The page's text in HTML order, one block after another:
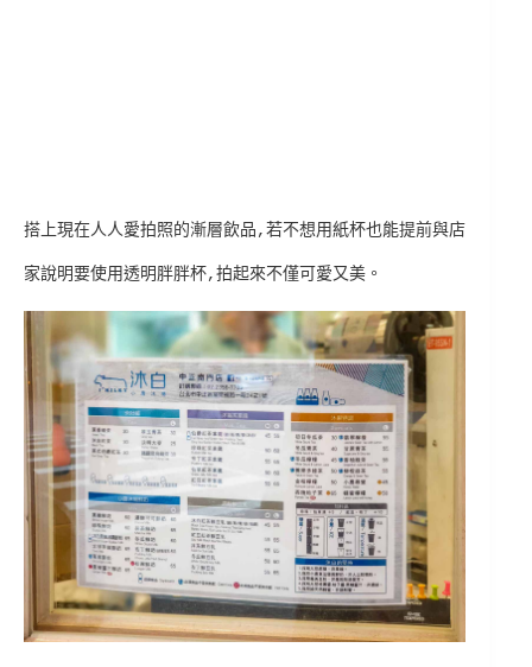
搭上現在人人愛拍照的漸層飲品,若不想用紙杯也能提前與店
家說明要使用透明胖胖杯,拍起來不僅可愛又美。